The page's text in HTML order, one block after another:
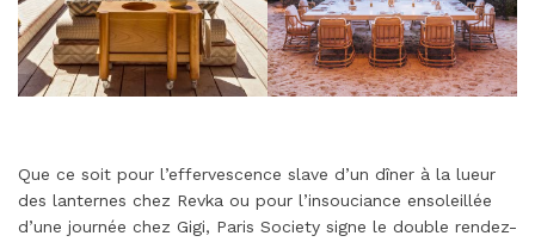
Que ce soit pour l’effervescence slave d’un dîner à la lueur
des lanternes chez Revka ou pour l’insouciance ensoleillée
d’une journée chez Gigi, Paris Society signe le double rendez-